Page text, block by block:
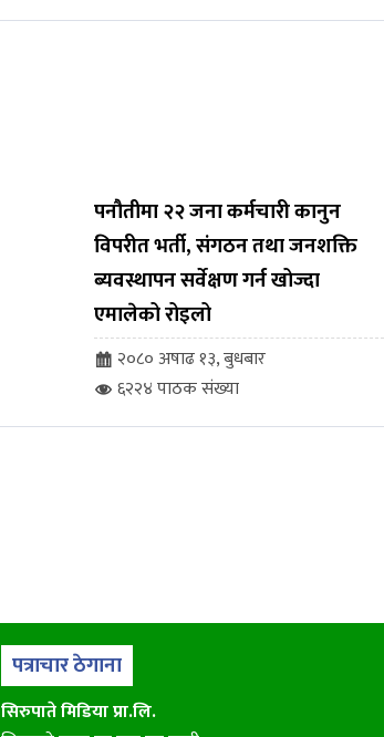
पनौतीमा २२ जना कर्मचारी कानुन
विपरीत भर्ती, संगठन तथा जनशक्ति
ब्यवस्थापन सर्वेक्षण गर्न खोज्दा
एमालेको रोइलो
२०८० अषाढ १३, बुधबार
६२२४ पाठक संख्या
पत्राचार ठेगाना
सिरुपाते मिडिया प्रा.लि.